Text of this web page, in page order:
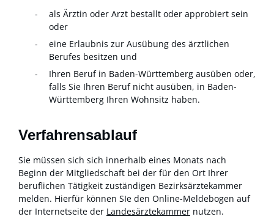
als Ärztin oder Arzt bestallt oder approbiert sein
oder
eine Erlaubnis zur Ausübung des ärztlichen
Berufes besitzen und
Ihren Beruf in Baden-Württemberg ausüben oder,
falls Sie Ihren Beruf nicht ausüben, in Baden-
Württemberg Ihren Wohnsitz haben.
Verfahrensablauf
Sie müssen sich sich innerhalb eines Monats nach
Beginn der Mitgliedschaft bei der für den Ort Ihrer
beruflichen Tätigkeit zuständigen Bezirksärztekammer
melden. Hierfür können SIe den Online-Meldebogen auf
der Internetseite der Landesärztekammer nutzen.